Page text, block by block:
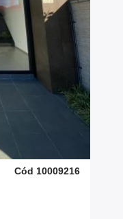
Cód 10009216